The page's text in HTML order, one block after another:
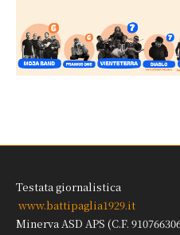
Testata giornalistica
www.battipaglia1929.it
Minerva ASD APS (C.F.